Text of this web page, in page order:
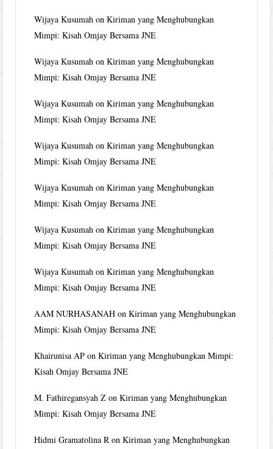
Wijaya Kusumah onKiriman yang Menghubungkan
Mimpi: Kisah Omjay Bersama JNE
Wijaya Kusumah onKiriman yang Menghubungkan
Mimpi: Kisah Omjay Bersama JNE
Wijaya Kusumah onKiriman yang Menghubungkan
Mimpi: Kisah Omjay Bersama JNE
Wijaya Kusumah onKiriman yang Menghubungkan
Mimpi: Kisah Omjay Bersama JNE
Wijaya Kusumah onKiriman yang Menghubungkan
Mimpi: Kisah Omjay Bersama JNE
Wijaya Kusumah onKiriman yang Menghubungkan
Mimpi: Kisah Omjay Bersama JNE
Wijaya Kusumah onKiriman yang Menghubungkan
Mimpi: Kisah Omjay Bersama JNE
AAM NURHASANAH onKiriman yang Menghubungkan
Mimpi: Kisah Omjay Bersama JNE
Khairunisa AP onKiriman yang Menghubungkan Mimpi:
Kisah Omjay Bersama JNE
M. Fathiregansyah Z onKiriman yang Menghubungkan
Mimpi: Kisah Omjay Bersama JNE
Hidmi Gramatolina R onKiriman yang Menghubungkan